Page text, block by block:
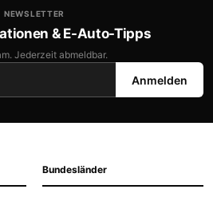
NEWSLETTER
& E-Auto-Tipps
Jederzeit abmeldbar.
Anmelden
Bundesländer